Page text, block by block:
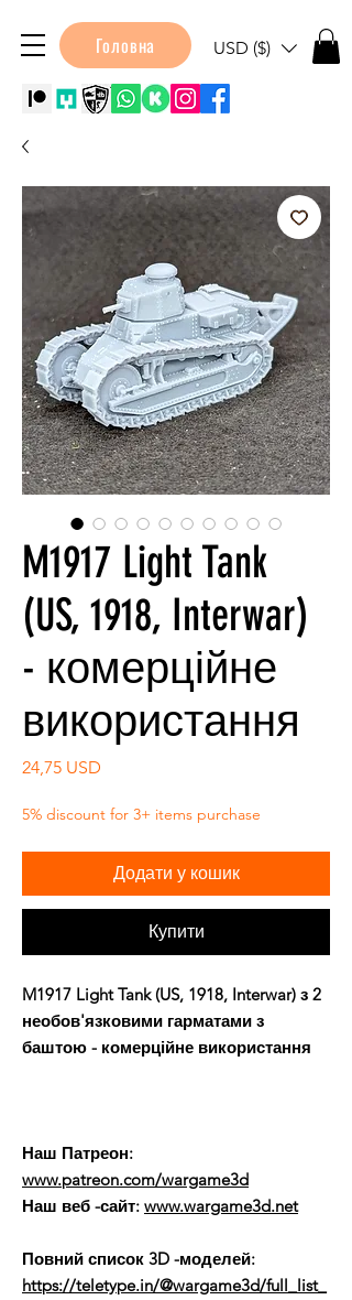
Головна USD ($)
M1917 Light Tank
(US, 1918, Interwar)
- комерційне
використання
24,75 USD
5% discount for 3+ items purchase
Додати у кошик
Купити
M1917 Light Tank (US, 1918, Interwar) з 2
необов'язковими гарматами з
баштою - комерційне використання
Наш Патреон:
www.patreon.com/wargame3d
Наш веб -сайт: www.wargame3d.net
Повний список 3D -моделей:
https://teletype.in/@wargame3d/full_list_